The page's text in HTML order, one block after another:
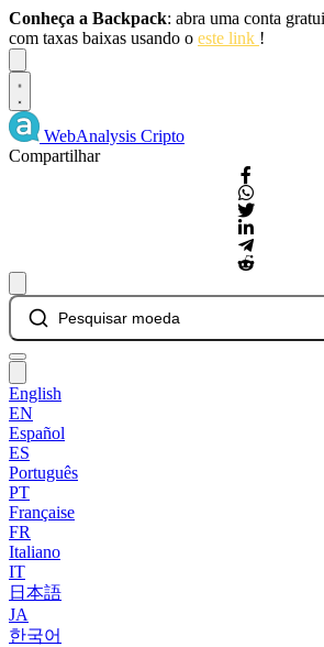
Conheça a Backpack: abra uma conta
com taxas baixas usando o este link !
WebAnalysis Cripto
Compartilhar
Pesquisar moeda
English
EN
Español
ES
Português
PT
Française
FR
Italiano
IT
日本語
JA
한국어